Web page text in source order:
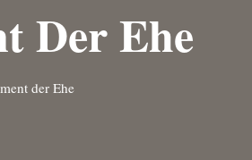
Der Ehe
der Ehe